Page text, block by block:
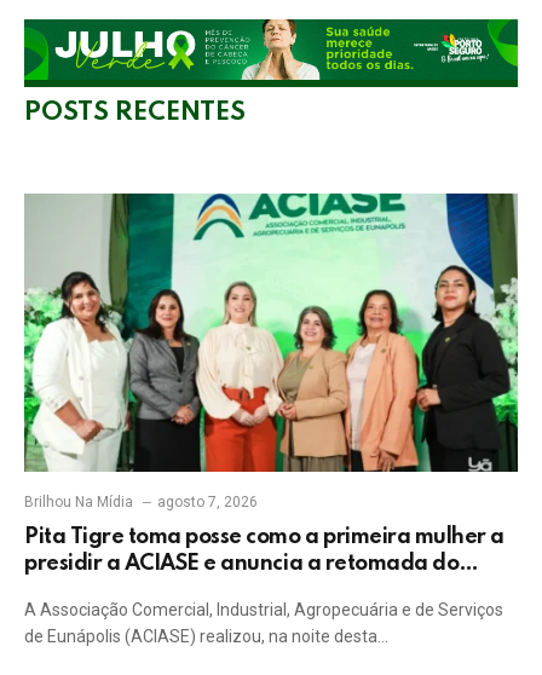
POSTS RECENTES
Brilhou Na Mídia agosto 7, 2026
Pita Tigre toma posse como a primeira mulher a
presidir a ACIASE e anuncia a retomada do
A Associação Comercial, Industrial, Agropecuária e de Serviços
de Eunápolis (ACIASE) realizou, na noite desta…